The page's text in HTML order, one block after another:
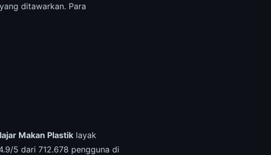
ditawarkan. Para
Makan Plastik layak
5 dari 712.678 pengguna di